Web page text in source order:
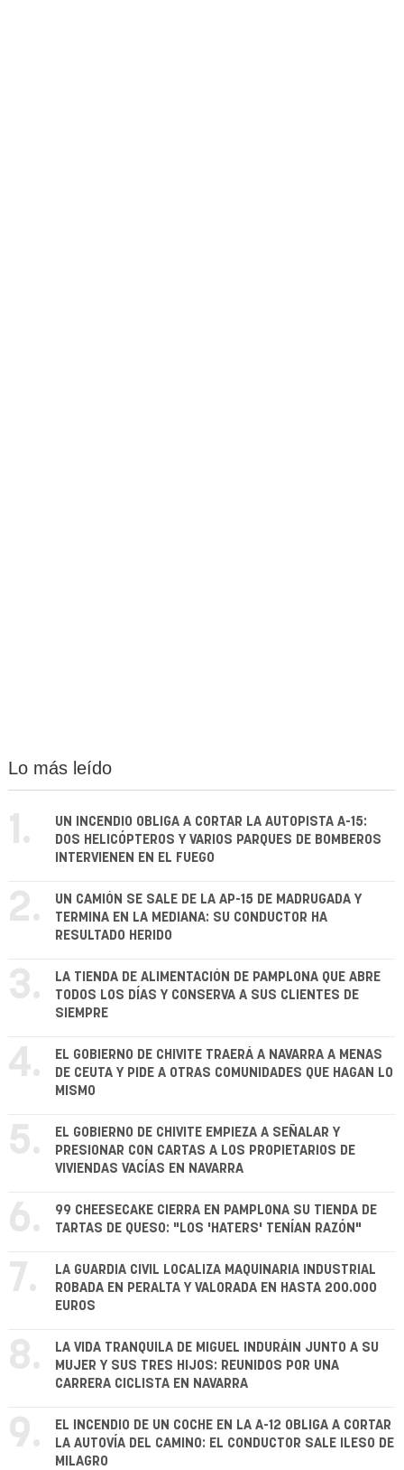
Lo más leído
1.
UN INCENDIO OBLIGA A CORTAR LA AUTOPISTA A-15:
DOS HELICÓPTEROS Y VARIOS PARQUES DE BOMBEROS
INTERVIENEN EN EL FUEGO
2.
UN CAMIÓN SE SALE DE LA AP-15 DE MADRUGADA Y
TERMINA EN LA MEDIANA: SU CONDUCTOR HA
RESULTADO HERIDO
3.
LA TIENDA DE ALIMENTACIÓN DE PAMPLONA QUE ABRE
TODOS LOS DÍAS Y CONSERVA A SUS CLIENTES DE
SIEMPRE
4.
EL GOBIERNO DE CHIVITE TRAERÁ A NAVARRA A MENAS
DE CEUTA Y PIDE A OTRAS COMUNIDADES QUE HAGAN LO
MISMO
5.
EL GOBIERNO DE CHIVITE EMPIEZA A SEÑALAR Y
PRESIONAR CON CARTAS A LOS PROPIETARIOS DE
VIVIENDAS VACÍAS EN NAVARRA
6.
99 CHEESECAKE CIERRA EN PAMPLONA SU TIENDA DE
TARTAS DE QUESO: "LOS 'HATERS' TENÍAN RAZÓN"
7.
LA GUARDIA CIVIL LOCALIZA MAQUINARIA INDUSTRIAL
ROBADA EN PERALTA Y VALORADA EN HASTA 200.000
EUROS
8.
LA VIDA TRANQUILA DE MIGUEL INDURÁIN JUNTO A SU
MUJER Y SUS TRES HIJOS: REUNIDOS POR UNA
CARRERA CICLISTA EN NAVARRA
9.
EL INCENDIO DE UN COCHE EN LA A-12 OBLIGA A CORTAR
LA AUTOVÍA DEL CAMINO: EL CONDUCTOR SALE ILESO DE
MILAGRO